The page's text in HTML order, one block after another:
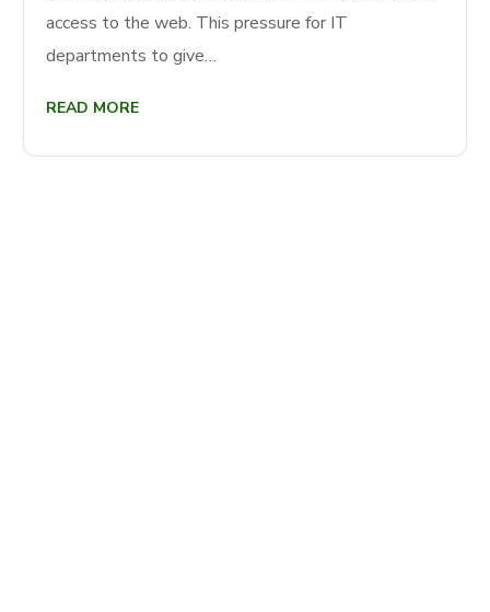
access to the web. This pressure for IT
departments to give…
READ MORE